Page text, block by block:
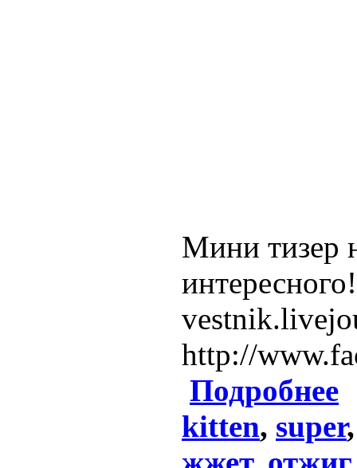
Мини тизер
http://
Подробнее
kitten, super